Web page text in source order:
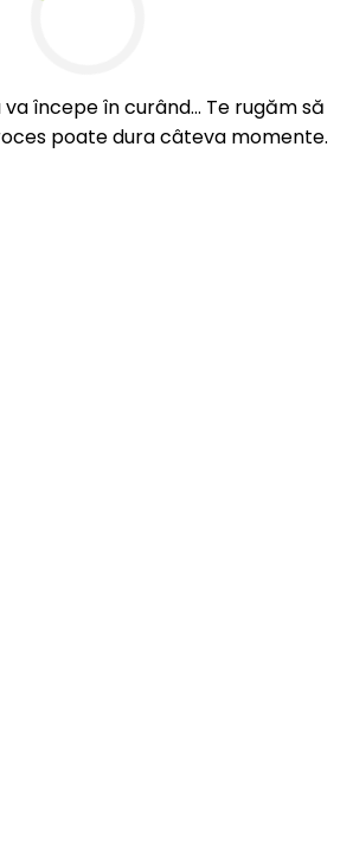
începe în curând... Te rugăm să
poate dura câteva momente.